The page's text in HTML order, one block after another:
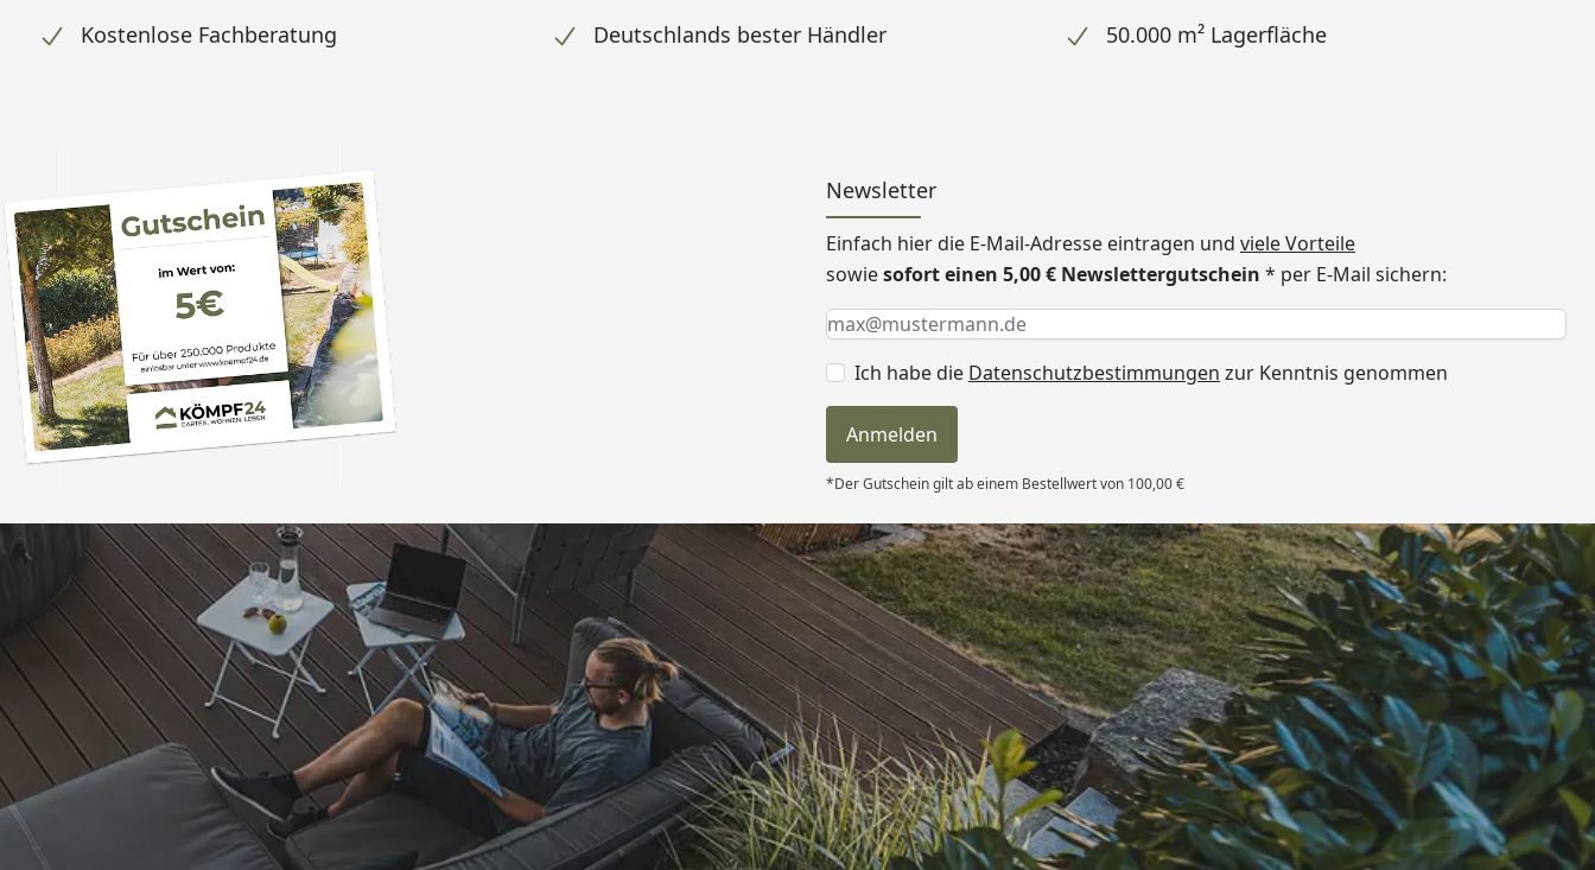
Kostenlose Fachberatung Deutschlands bester Händler 50.000 m² Lagerfläche
Newsletter
Einfach hier die E-Mail-Adresse eintragen und viele Vorteile
sowiesofort einen 5,00 € Newslettergutschein * per E-Mail sichern:
Keine Eingabe erforderlich
Eingabe erforderlich
E-Mail *
Ich habe die Datenschutzbestimmungen zur Kenntnis genommen
Anmelden
*Der Gutschein gilt ab einem Bestellwert von 100,00 €
Trusted Shops
4,81/ 5
25.957 Bewertungen
„- Retouren Bearbeitung wurde
umgehend erledigt“
04.08.2026
Versand
Auszeichnungen Akzeptierte Zahlungsarten